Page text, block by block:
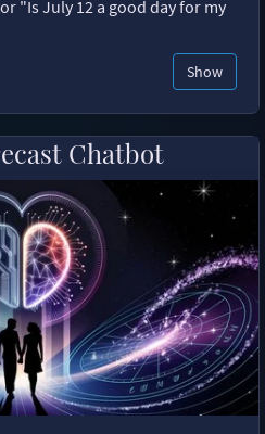
"Is July 12 a good day for my
Show
Chatbot